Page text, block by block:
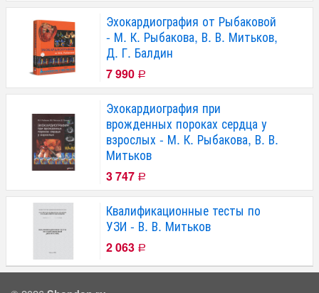
Эхокардиография от Рыбаковой
- М. К. Рыбакова, В. В. Митьков,
Д. Г. Балдин
7 990 Р
Эхокардиография при
врожденных пороках сердца у
взрослых - М. К. Рыбакова, В. В.
Митьков
3 747 Р
Квалификационные тесты по
УЗИ - В. В. Митьков
2 063 Р